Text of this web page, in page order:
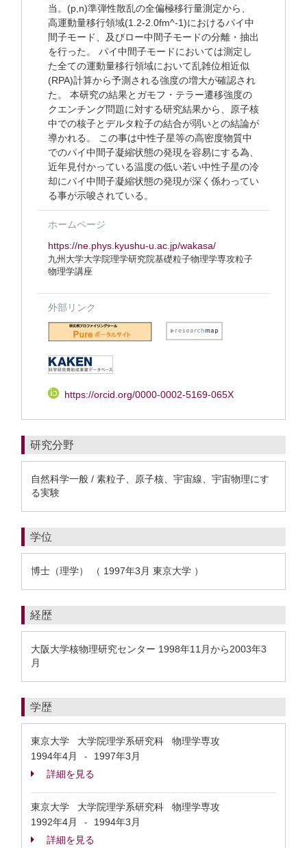
当。(p,n)準弾性散乱の全偏極移行量測定から、
高運動量移行領域(1.2-2.0fm^-1)におけるパイ中
間子モード、及びロー中間子モードの分離・抽出
を行った。 パイ中間子モードにおいては測定し
た全ての運動量移行領域において乱雑位相近似
(RPA)計算から予測される強度の増大が確認され
た。 本研究の結果とガモフ・テラー遷移強度の
クエンチング問題に対する研究結果から、原子核
中での核子とデルタ粒子の結合が弱いとの結論が
導かれる。 この事は中性子星等の高密度物質中
でのパイ中間子凝縮状態の発現を容易にする為、
近年見付かっている温度の低い若い中性子星の冷
却にパイ中間子凝縮状態の発現が深く係わってい
る事が示唆されている。
ホームページ
https://ne.phys.kyushu-u.ac.jp/wakasa/
九州大学大学院理学研究院基礎粒子物理学専攻粒子
物理学講座
外部リンク
https://orcid.org/0000-0002-5169-065X
研究分野
自然科学一般 / 素粒子、原子核、宇宙線、宇宙物理にす
る実験
学位
博士（理学） （ 1997年3月 東京大学 ）
経歴
大阪大学核物理研究センター 1998年11月から2003年3
月
学歴
東京大学 大学院理学系研究科 物理学専攻
1994年4月
-
1997年3月
詳細を見る
東京大学 大学院理学系研究科 物理学専攻
1992年4月
-
1994年3月
詳細を見る